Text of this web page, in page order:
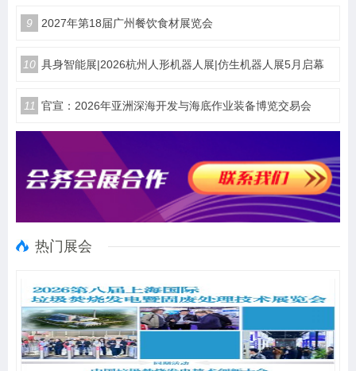
9 2027年第18届广州餐饮食材展览会
10 具身智能展|2026杭州人形机器人展|仿生机器人展5月启幕
11 官宣：2026年亚洲深海开发与海底作业装备博览交易会
热门展会